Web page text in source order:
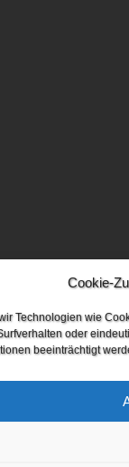
Cookie-
Technologien wie
oder
beeinträchtigt